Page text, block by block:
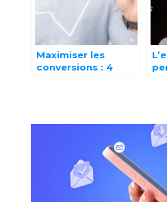
Maximiser les
conversions : 4